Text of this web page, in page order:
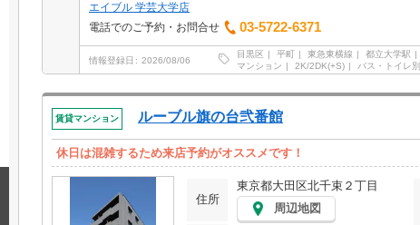
エイブル 学芸大学店
電話でのご予約・お問合せ
03-5722-6371
情報登録日 2026/08/06
目黒区 平町 東急東横線 都立大学駅
マンション
2K/2DK(+S) バス・トイレ別
賃貸マンション ルーブル旗の台弐番館
休日は混雑するため来店予約がオススメです！
住所
東京都大田区北千束２丁目
周辺地図